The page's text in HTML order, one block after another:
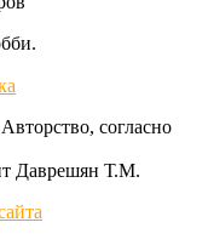
согласно
Даврешян Т.М.